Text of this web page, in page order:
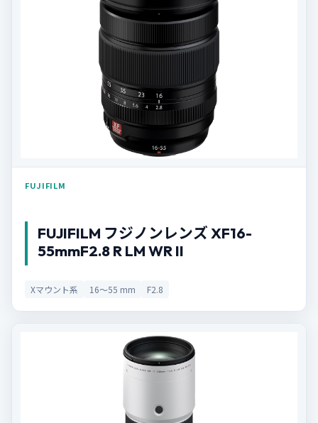
FUJIFILM
FUJIFILM フジノンレンズ XF16-
55mmF2.8 R LM WR II
Xマウント系 16〜55 mm F2.8